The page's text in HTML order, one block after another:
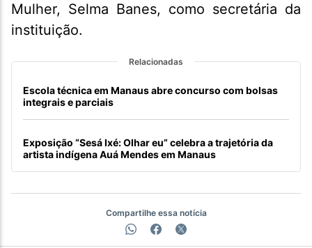
Mulher, Selma Banes, como secretária da
instituição.
Relacionadas
Escola técnica em Manaus abre concurso com bolsas
integrais e parciais
Exposição “Sesá Ixé: Olhar eu” celebra a trajetória da
artista indígena Auá Mendes em Manaus
Compartilhe essa notícia